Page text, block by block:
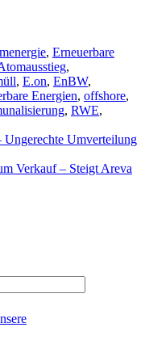
, Erneuerbare
,
, E.on, EnBW,
Energien, offshore,
, RWE,
Ungerechte Umverteilung
Verkauf – Steigt Areva